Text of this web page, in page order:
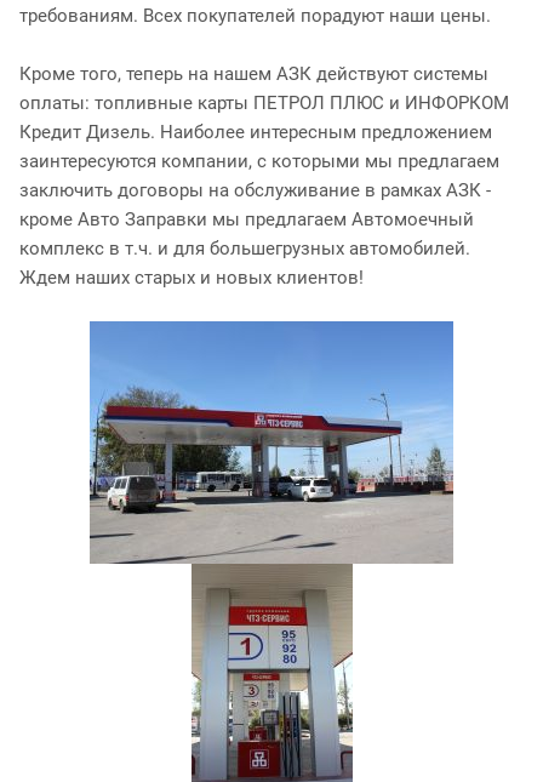
требованиям. Всех покупателей порадуют наши цены.
Кроме того, теперь на нашем АЗК действуют системы
оплаты: топливные карты ПЕТРОЛ ПЛЮС и ИНФОРКОМ
Кредит Дизель. Наиболее интересным предложением
заинтересуются компании, с которыми мы предлагаем
заключить договоры на обслуживание в рамках АЗК -
кроме Авто Заправки мы предлагаем Автомоечный
комплекс в т.ч. и для большегрузных автомобилей.
Ждем наших старых и новых клиентов!